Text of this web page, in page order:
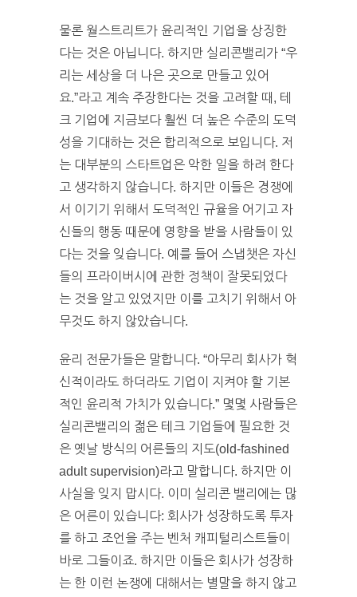
물론 월스트리트가 윤리적인 기업을 상징한
다는 것은 아닙니다. 하지만 실리콘밸리가 “우
리는 세상을 더 나은 곳으로 만들고 있어
요.”라고 계속 주장한다는 것을 고려할 때, 테
크 기업에 지금보다 훨씬 더 높은 수준의 도덕
성을 기대하는 것은 합리적으로 보입니다. 저
는 대부분의 스타트업은 악한 일을 하려 한다
고 생각하지 않습니다. 하지만 이들은 경쟁에
서 이기기 위해서 도덕적인 규율을 어기고 자
신들의 행동 때문에 영향을 받을 사람들이 있
다는 것을 잊습니다. 예를 들어 스냅챗은 자신
들의 프라이버시에 관한 정책이 잘못되었다
는 것을 알고 있었지만 이를 고치기 위해서 아
무것도 하지 않았습니다.
윤리 전문가들은 말합니다. “아무리 회사가 혁
신적이라도 하더라도 기업이 지켜야 할 기본
적인 윤리적 가치가 있습니다.” 몇몇 사람들은
실리콘밸리의 젊은 테크 기업들에 필요한 것
은 옛날 방식의 어른들의 지도(old-fashined
adult supervision)라고 말합니다. 하지만 이
사실을 잊지 맙시다. 이미 실리콘 밸리에는 많
은 어른이 있습니다: 회사가 성장하도록 투자
를 하고 조언을 주는 벤처 캐피털리스트들이
바로 그들이죠. 하지만 이들은 회사가 성장하
는 한 이런 논쟁에 대해서는 별말을 하지 않고